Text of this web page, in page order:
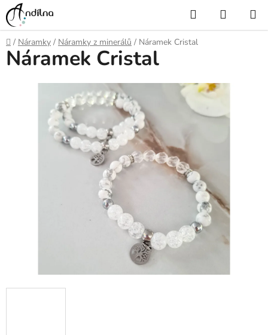
Přejít
na
obsah
Hledat
KOŠÍK
Domů
/ Náramky / Náramky z minerálů / Náramek Cristal
Náramek Cristal